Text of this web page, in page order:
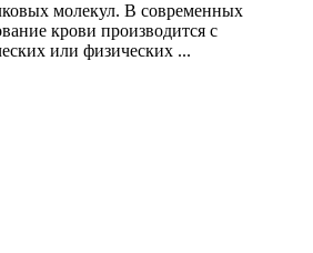
молекул. В современных
крови производится с
или физических ...